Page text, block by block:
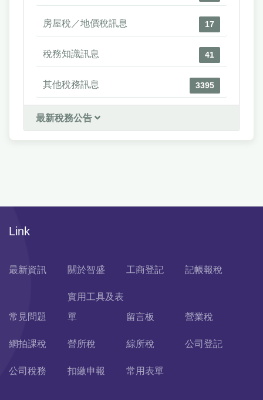
房屋稅／地價稅訊息 17
稅務知識訊息 41
其他稅務訊息 3395
最新稅務公告
Link
最新資訊 關於智盛 工商登記 記帳報稅
常見問題
實用工具及表
單
留言板 營業稅
網拍課稅 營所稅 綜所稅 公司登記
公司稅務 扣繳申報 常用表單